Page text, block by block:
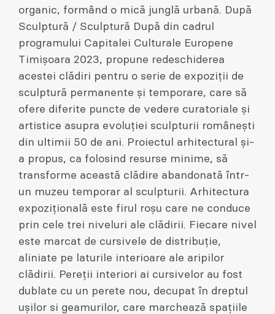
organic, formând o mică junglă urbană. După
Sculptură / Sculptură După din cadrul
programului Capitalei Culturale Europene
Timișoara 2023, propune redeschiderea
acestei clădiri pentru o serie de expoziții de
sculptură permanente și temporare, care să
ofere diferite puncte de vedere curatoriale și
artistice asupra evoluției sculpturii românești
din ultimii 50 de ani. Proiectul arhitectural și-
a propus, ca folosind resurse minime, să
transforme această clădire abandonată într-
un muzeu temporar al sculpturii. Arhitectura
expozițională este firul roșu care ne conduce
prin cele trei niveluri ale clădirii. Fiecare nivel
este marcat de cursivele de distribuție,
aliniate pe laturile interioare ale aripilor
clădirii. Pereții interiori ai cursivelor au fost
dublate cu un perete nou, decupat în dreptul
ușilor si geamurilor, care marchează spațiile